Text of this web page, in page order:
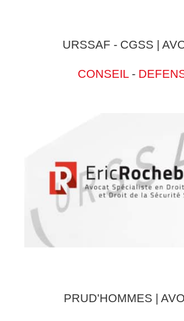
URSSAF - CGSS |
CONSEIL -
PRUD'HOMMES |